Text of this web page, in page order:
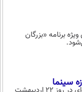
برنامه «بزرگان
سینما